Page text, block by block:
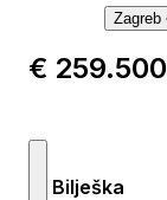
Zagreb
€ 259.500
Bilješka